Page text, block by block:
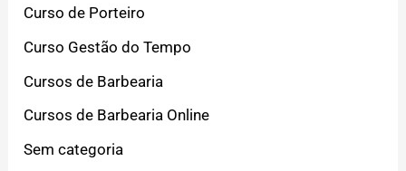
Curso de Porteiro
Curso Gestão do Tempo
Cursos de Barbearia
Cursos de Barbearia Online
Sem categoria